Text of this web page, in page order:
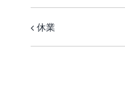
イ
ベ
休業